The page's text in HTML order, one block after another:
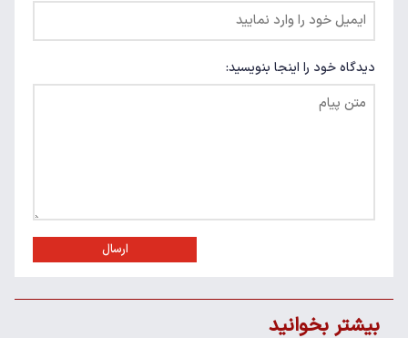
دیدگاه خود را اینجا بنویسید:
ارسال
بیشتر بخوانید